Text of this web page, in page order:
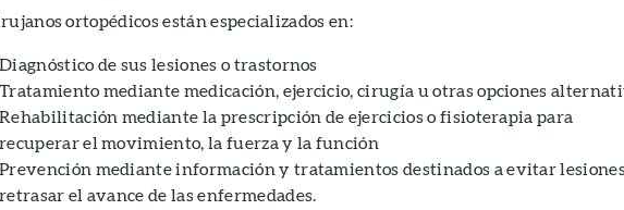
ortopédicos están especializados en:
Diagnóstico de sus lesiones o trastornos
Tratamiento mediante medicación, ejercicio, cirugía u otras opciones
Rehabilitación mediante la prescripción de ejercicios o fisioterapia para
recuperar el movimiento, la fuerza y la función
Prevención mediante información y tratamientos destinados a evitar
retrasar el avance de las enfermedades.